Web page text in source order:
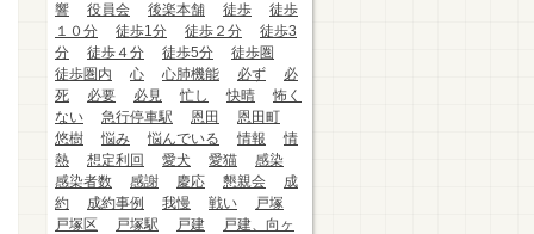
響
役員会 後楽本舗 徒歩
徒歩
１０分
徒歩1分 徒歩２分
徒歩3
分
徒歩４分 徒歩5分
徒歩圏
徒歩圏内
心 心肺機能 必ず
必
死
必要 必見 忙し 快晴
怖く
ない
急行停車駅 恩田
恩田町
悠樹
悩み 悩んでいる 情報
情
熱
想定利回 愛犬 愛猫
感染
感染者数
感謝 慶応 懇親会
成
約
成約事例 我慢 戦い
戸塚
戸塚区
戸塚駅 戸建
戸建、向ヶ